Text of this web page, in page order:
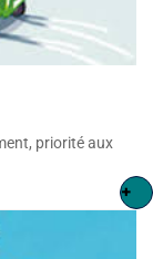
priorité aux
+